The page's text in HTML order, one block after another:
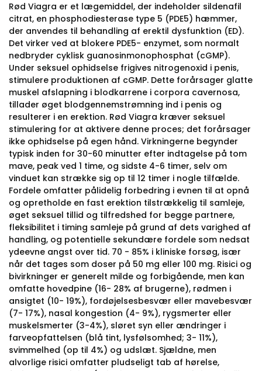
Rød Viagra er et lægemiddel, der indeholder sildenafil
citrat, en phosphodiesterase type 5 (PDE5) hæmmer,
der anvendes til behandling af erektil dysfunktion (ED).
Det virker ved at blokere PDE5- enzymet, som normalt
nedbryder cyklisk guanosinmonophosphat (cGMP).
Under seksuel ophidselse frigives nitrogenoxid i penis,
stimulere produktionen af cGMP. Dette forårsager glatte
muskel afslapning i blodkarrene i corpora cavernosa,
tillader øget blodgennemstrømning ind i penis og
resulterer i en erektion. Rød Viagra kræver seksuel
stimulering for at aktivere denne proces; det forårsager
ikke ophidselse på egen hånd. Virkningerne begynder
typisk inden for 30-60 minutter efter indtagelse på tom
mave, peak ved 1 time, og sidste 4-6 timer, selv om
vinduet kan strække sig op til 12 timer i nogle tilfælde.
Fordele omfatter pålidelig forbedring i evnen til at opnå
og opretholde en fast erektion tilstrækkelig til samleje,
øget seksuel tillid og tilfredshed for begge partnere,
fleksibilitet i timing samleje på grund af dets varighed af
handling, og potentielle sekundære fordele som nedsat
ydeevne angst over tid. 70 - 85% i kliniske forsøg, især
når det tages som doser på 50 mg eller 100 mg. Risici og
bivirkninger er generelt milde og forbigående, men kan
omfatte hovedpine (16- 28% af brugerne), rødmen i
ansigtet (10- 19%), fordøjelsesbesvær eller mavebesvær
(7- 17%), nasal kongestion (4- 9%), rygsmerter eller
muskelsmerter (3-4%), sløret syn eller ændringer i
farveopfattelsen (blå tint, lysfølsomhed; 3- 11%),
svimmelhed (op til 4%) og udslæt. Sjældne, men
alvorlige risici omfatter pludseligt tab af hørelse,